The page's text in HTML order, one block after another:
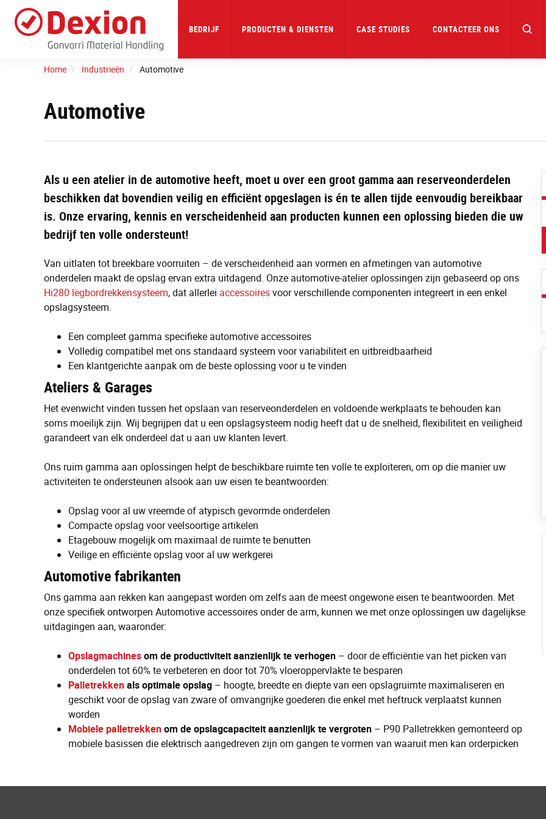
main
BEDRIJF PRODUCTEN & DIENSTEN CASE STUDIES CONTACTEER ONS
Home Industrieën Automotive
Automotive
Als u een atelier in de automotive heeft, moet u over een groot gamma aan reserveonderdelen
beschikken dat bovendien veilig en efficiënt opgeslagen is én te allen tijde eenvoudig bereikbaar
is. Onze ervaring, kennis en verscheidenheid aan producten kunnen een oplossing bieden die uw
bedrijf ten volle ondersteunt!
Van uitlaten tot breekbare voorruiten – de verscheidenheid aan vormen en afmetingen van automotive
onderdelen maakt de opslag ervan extra uitdagend. Onze automotive-atelier oplossingen zijn gebaseerd op ons
Hi280 legbordrekkensysteem, dat allerlei accessoiresvoor verschillende componenten integreert in een enkel
opslagsysteem.
Een compleet gamma specifieke automotive accessoires
Volledig compatibel met ons standaard systeem voor variabiliteit en uitbreidbaarheid
Een klantgerichte aanpak om de beste oplossing voor u te vinden
Ateliers & Garages
Het evenwicht vinden tussen het opslaan van reserveonderdelen en voldoende werkplaats te behouden kan
soms moeilijk zijn. Wij begrijpen dat u een opslagsysteem nodig heeft dat u de snelheid, flexibiliteit en veiligheid
garandeert van elk onderdeel dat u aan uw klanten levert.
Ons ruim gamma aan oplossingen helpt de beschikbare ruimte ten volle te exploiteren, om op die manier uw
activiteiten te ondersteunen alsook aan uw eisen te beantwoorden:
Opslag voor al uw vreemde of atypisch gevormde onderdelen
Compacte opslag voor veelsoortige artikelen
Etagebouw mogelijk om maximaal de ruimte te benutten
Veilige en efficiënte opslag voor al uw werkgerei
Automotive fabrikanten
Ons gamma aan rekken kan aangepast worden om zelfs aan de meest ongewone eisen te beantwoorden. Met
onze specifiek ontworpen Automotive accessoires onder de arm, kunnen we met onze oplossingen uw dagelijkse
uitdagingen aan, waaronder:
Opslagmachinesom de productiviteit aanzienlijk te verhogen – door de efficiëntie van het picken van
onderdelen tot 60% te verbeteren en door tot 70% vloeroppervlakte te besparen
Palletrekkenals optimale opslag – hoogte, breedte en diepte van een opslagruimte maximaliseren en
geschikt voor de opslag van zware of omvangrijke goederen die enkel met heftruck verplaatst kunnen
worden
Mobiele palletrekkenom de opslagcapaciteit aanzienlijk te vergroten – P90 Palletrekken gemonteerd op
mobiele basissen die elektrisch aangedreven zijn om gangen te vormen van waaruit men kan orderpicken